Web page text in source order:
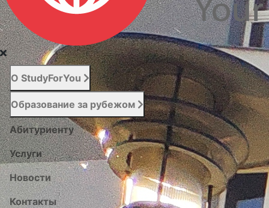
О StudyForYou
Образование за рубежом
Абитуриенту
Услуги
Новости
Контакты